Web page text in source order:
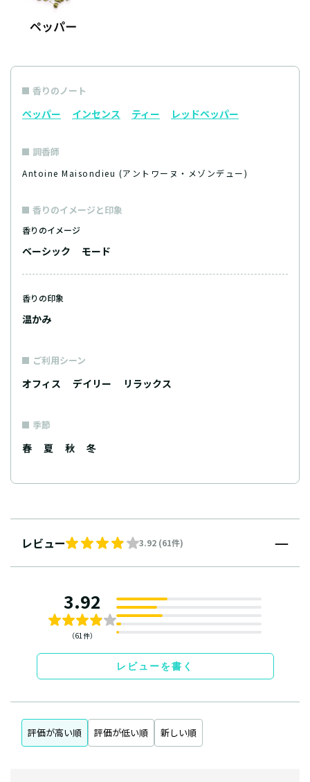
香りのノート
ペッパー インセンス ティー レッドペッパー
調香師
Antoine Maisondieu (アントワーヌ・メゾンデュー)
香りのイメージと印象
香りのイメージ
ベーシック モード
香りの印象
温かみ
ご利用シーン
オフィス デイリー リラックス
季節
春 夏 秋 冬
レビュー 3.92 (61件)
3.92
（61件）
レビューを書く
評価が高い順 評価が低い順 新しい順